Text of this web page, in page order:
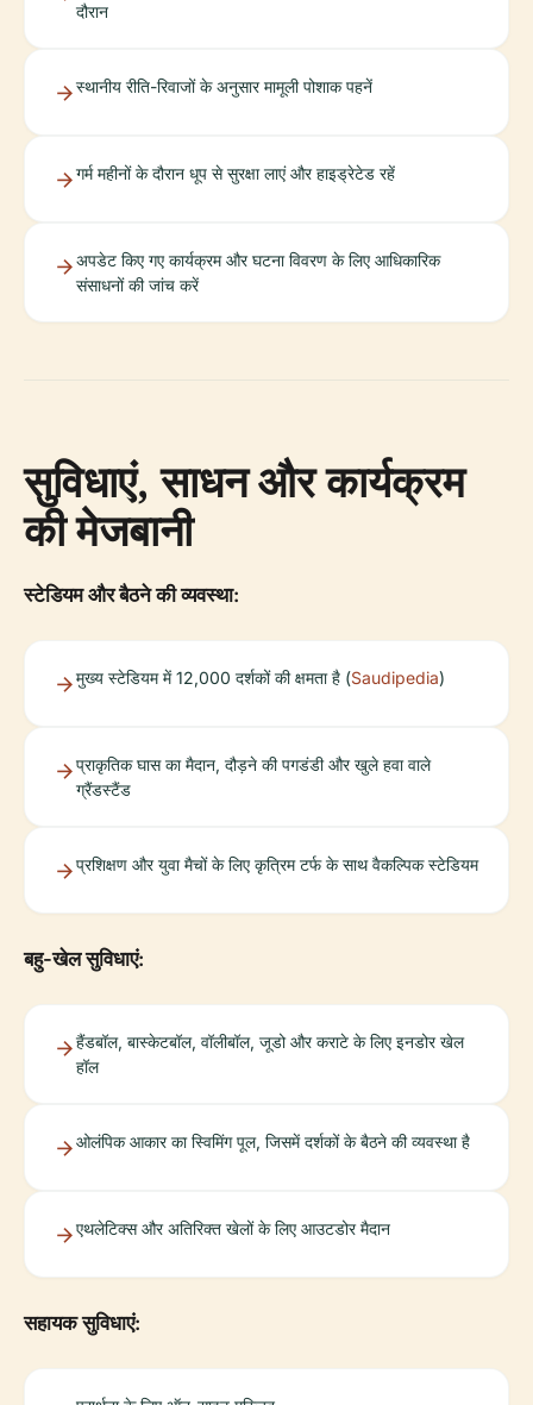
दौरान
स्थानीय रीति-रिवाजों के अनुसार मामूली पोशाक पहनें
गर्म महीनों के दौरान धूप से सुरक्षा लाएं और हाइड्रेटेड रहें
अपडेट किए गए कार्यक्रम और घटना विवरण के लिए आधिकारिक
संसाधनों की जांच करें
सुविधाएं, साधन और कार्यक्रम
की मेजबानी
स्टेडियम और बैठने की व्यवस्था:
मुख्य स्टेडियम में 12,000 दर्शकों की क्षमता है (Saudipedia)
प्राकृतिक घास का मैदान, दौड़ने की पगडंडी और खुले हवा वाले
ग्रैंडस्टैंड
प्रशिक्षण और युवा मैचों के लिए कृत्रिम टर्फ के साथ वैकल्पिक स्टेडियम
बहु-खेल सुविधाएं:
हैंडबॉल, बास्केटबॉल, वॉलीबॉल, जूडो और कराटे के लिए इनडोर खेल
हॉल
ओलंपिक आकार का स्विमिंग पूल, जिसमें दर्शकों के बैठने की व्यवस्था है
एथलेटिक्स और अतिरिक्त खेलों के लिए आउटडोर मैदान
सहायक सुविधाएं: